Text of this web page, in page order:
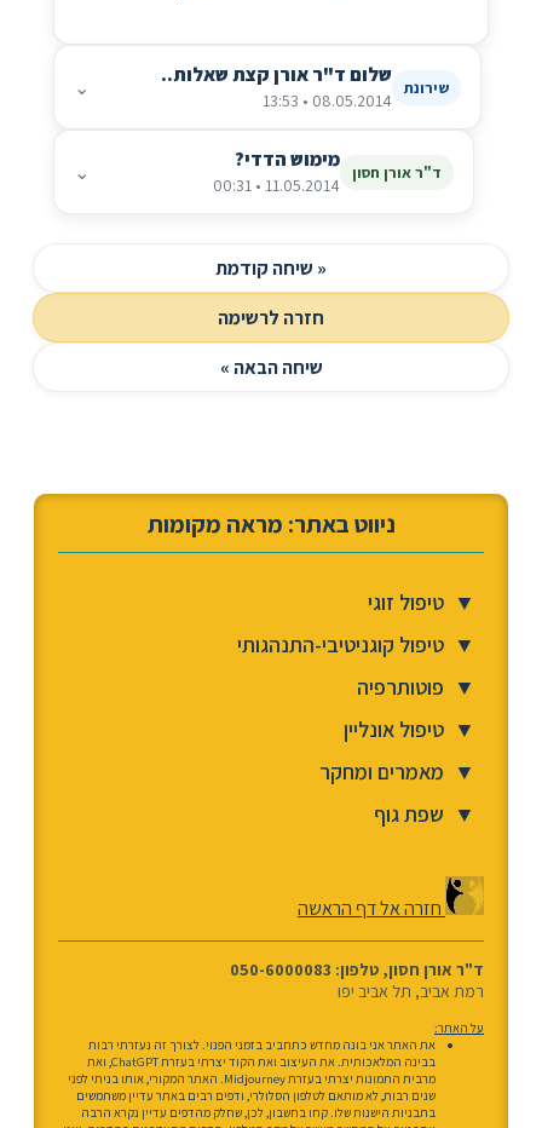
שירונת שלום ד"ר אורן קצת שאלות..
08.05.2014 • 13:53
⌄
ד"ר אורן חסון מימוש הדדי?
11.05.2014 • 00:31
⌄
« שיחה קודמת
חזרה לרשימה
שיחה הבאה »
ניווט באתר: מראה מקומות
▼ טיפול זוגי
▼ טיפול קוגניטיבי-התנהגותי
▼ פוטותרפיה
▼ טיפול אונליין
▼ מאמרים ומחקר
▼ שפת גוף
חזרה אל דף הראשה
ד"ר אורן חסון, טלפון: 050-6000083
רמת אביב, תל אביב יפו
על האתר:
את האתר אני בונה מחדש כתחביב בזמני הפנוי. לצורך זה נעזרתי רבות
בבינה המלאכותית. את העיצוב ואת הקוד יצרתי בעזרת ChatGPT, ואת
מרבית התמונות יצרתי בעזרת Midjourney. האתר המקורי, אותו בניתי לפני
שנים רבות, לא מותאם לטלפון הסלולרי, ודפים רבים באתר עדיין משתמשים
בתבניות הישנות שלו. קחו בחשבון, לכן, שחלק מהדפים עדיין נקרא הרבה